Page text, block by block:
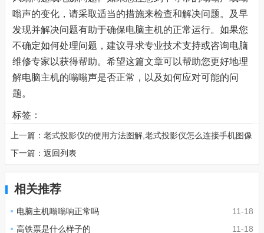
嗡声的变化，请采取适当的措施来检查和解决问题。及早
发现并解决问题有助于确保电脑主机的正常运行。如果您
不确定如何处理问题，建议寻求专业技术支持或咨询电脑
维修专家以获得帮助。希望这篇文章可以帮助您更好地理
解电脑主机的嗡嗡声是否正常，以及如何应对可能的问
题。
标签：
上一篇： 老式投影仪的使用方法图解,老式投影仪怎么连接手机图像
下一篇： 返回列表
相关推荐
11-18
电脑主机嗡嗡响正常吗
11-18
高铁票是什么样子的